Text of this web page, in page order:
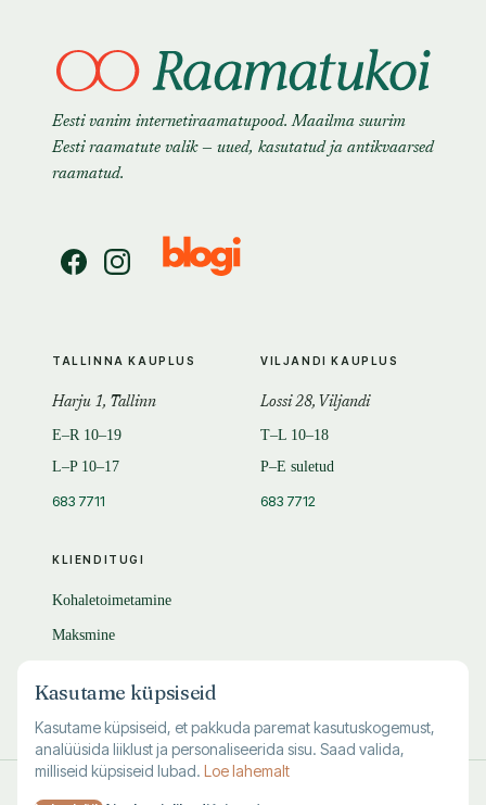
Eesti vanim internetiraamatupood. Maailma suurim
Eesti raamatute valik — uued, kasutatud ja antikvaarsed
raamatud.
KLIENDITUGI
Kohaletoimetamine
Maksmine
KKK
TALLINNA KAUPLUS
Harju 1, Tallinn
E–R 10–19
L–P 10–17
683 7711
VILJANDI KAUPLUS
Lossi 28, Viljandi
T–L 10–18
P–E suletud
683 7712
Kasutame küpsiseid
Kasutame küpsiseid, et pakkuda paremat kasutuskogemust,
analüüsida liiklust ja personaliseerida sisu. Saad valida,
milliseid küpsiseid lubad. Loe lahemalt